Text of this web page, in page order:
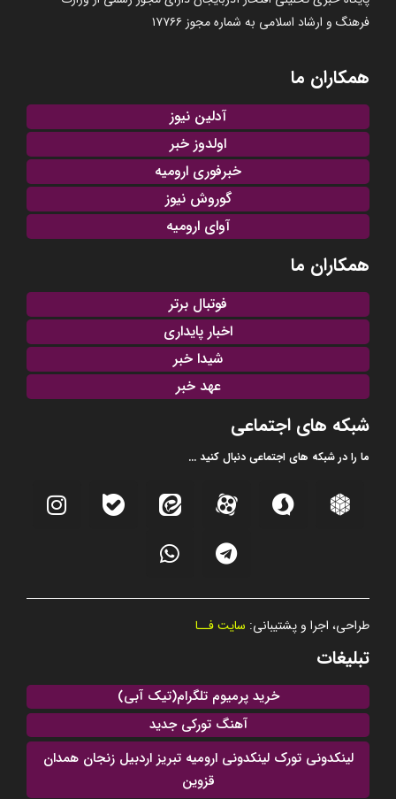
فرهنگ و ارشاد اسلامی به شماره مجوز ۱۷۷۶۶
همکاران ما
آدلین نیوز
اولدوز خبر
خبرفوری ارومیه
گوروش نیوز
آوای ارومیه
همکاران ما
فوتبال برتر
اخبار پایداری
شیدا خبر
عهد خبر
شبکه های اجتماعی
ما را در شبکه های اجتماعی دنبال کنید ...
طراحی، اجرا و پشتیبانی: سایت فــا
تبلیغات
خرید پرمیوم تلگرام(تیک آبی)
آهنگ تورکی جدید
لینکدونی تورک لینکدونی ارومیه تبریز اردبیل زنجان همدان
قزوین